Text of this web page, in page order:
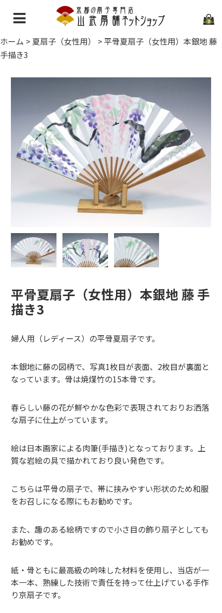
0
ホーム
お問い合わせ
ホーム > 夏扇子（女性用） >平骨夏扇子（女性用）本銀地 藤
手描き3
平骨夏扇子（女性用）本銀地 藤 手
描き3
婦人用（レディース）の平骨夏扇子です。
本銀地に藤の図柄で、写真1枚目が表面、2枚目が裏面と
なっています。骨は焼煤竹の15本骨です。
春らしい藤の花が鮮やかな色彩で表現されておりお洒落
な扇子に仕上がっています。
絵は日本画家による肉筆(手描き)となっております。上
質な岩絵の具で描かれており良い発色です。
こちらは平骨の扇子で、帯に挟みやすい形状のため和服
をお召しになる際にもお勧めです。
また、趣のある絵柄ですので小さ目の飾り扇子としても
お勧めです。
紙・骨ともに最高級の吟味した材料を使用し、当店が一
本一本、熟練した技術で責任を持って仕上げている手作
り京扇子です。